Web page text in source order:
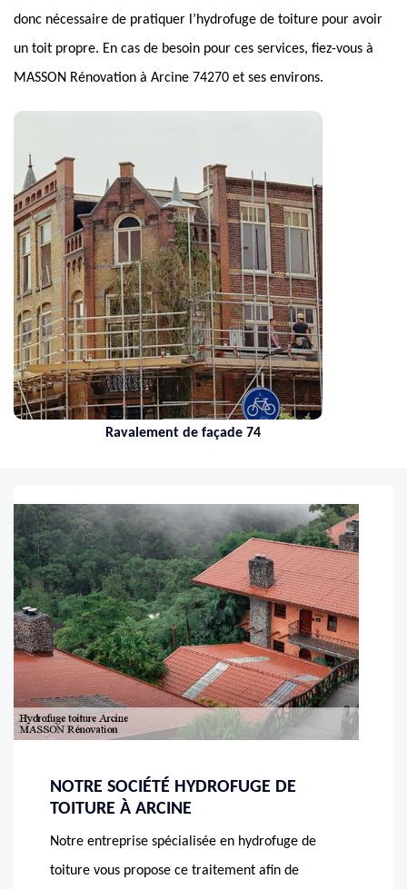
donc nécessaire de pratiquer l’hydrofuge de toiture pour avoir
un toit propre. En cas de besoin pour ces services, fiez-vous à
MASSON Rénovation à Arcine 74270 et ses environs.
Ravalement de façade 74
NOTRE SOCIÉTÉ HYDROFUGE DE
TOITURE À ARCINE
Notre entreprise spécialisée en hydrofuge de
toiture vous propose ce traitement afin de